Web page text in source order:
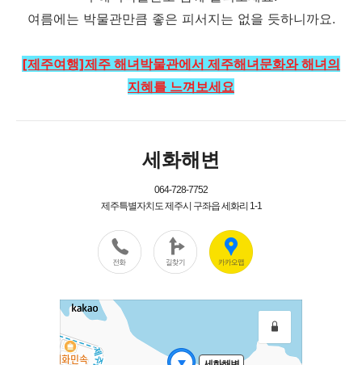
여름에는 박물관만큼 좋은 피서지는 없을 듯하니까요.
[제주여행]제주 해녀박물관에서 제주해녀문화와 해녀의
지혜를 느껴보세요